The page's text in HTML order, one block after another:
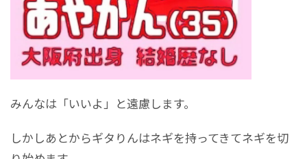
みんなは「いいよ」と遠慮します。
しかしあとからギタりんはネギを持ってきてネギを切